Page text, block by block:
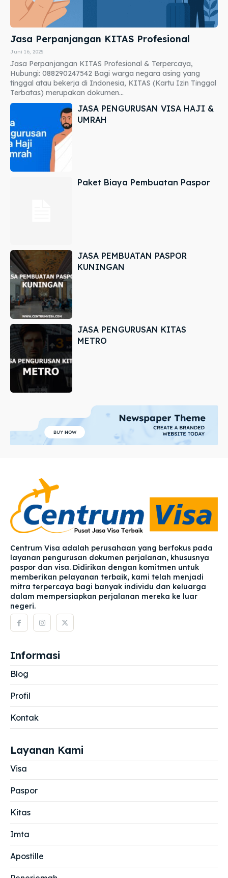
Jasa Perpanjangan KITAS Profesional
Juni 16, 2025
Jasa Perpanjangan KITAS Profesional & Terpercaya,
Hubungi: 088290247542 Bagi warga negara asing yang
tinggal atau bekerja di Indonesia, KITAS (Kartu Izin Tinggal
Terbatas) merupakan dokumen...
JASA PENGURUSAN VISA HAJI &
UMRAH
Paket Biaya Pembuatan Paspor
JASA PEMBUATAN PASPOR
KUNINGAN
JASA PENGURUSAN KITAS
METRO
Centrum Visa adalah perusahaan yang berfokus pada
layanan pengurusan dokumen perjalanan, khususnya
paspor dan visa. Didirikan dengan komitmen untuk
memberikan pelayanan terbaik, kami telah menjadi
mitra terpercaya bagi banyak individu dan keluarga
dalam mempersiapkan perjalanan mereka ke luar
negeri.
Informasi
Blog
Profil
Kontak
Layanan Kami
Visa
Paspor
Kitas
Imta
Apostille